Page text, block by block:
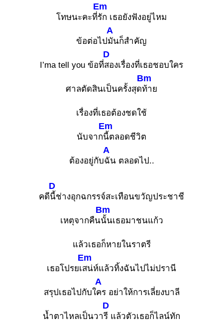
โทษนะคะที่
Em
รัก เธอยังฟังอยู่ไหม
ข้อต่อไป
A
มันก็สำคัญ
I’ma tell you ข้อที่
D
สองเรื่องที่เธอชอบใคร
ศาลตัดสินเป็นครั้งสุด
Bm
ท้าย
เรื่องที่เธอต้องชดใช้
นับจาก
Em
นี้ตลอดชีวิต
ต้องอยู่กับ
A
ฉัน ตลอดไป..
คดี
D
นี้ช่างอุกฉกรรจ์สะเทือนขวัญประชาชี
เหตุจากคืน
Bm
นั้นเธอมาชนแก้ว
แล้วเธอก็หายในราตรี
เธอโปรยเ
Em
สน่ห์แล้วทิ้งฉันไปไม่ปรานี
สรุปเธอไปกับใ
A
คร อย่าให้การเลี่ยงบาลี
น้ำตาไหลเป็นวา
D
รี แล้วตัวเธอก็ไลน์ทัก